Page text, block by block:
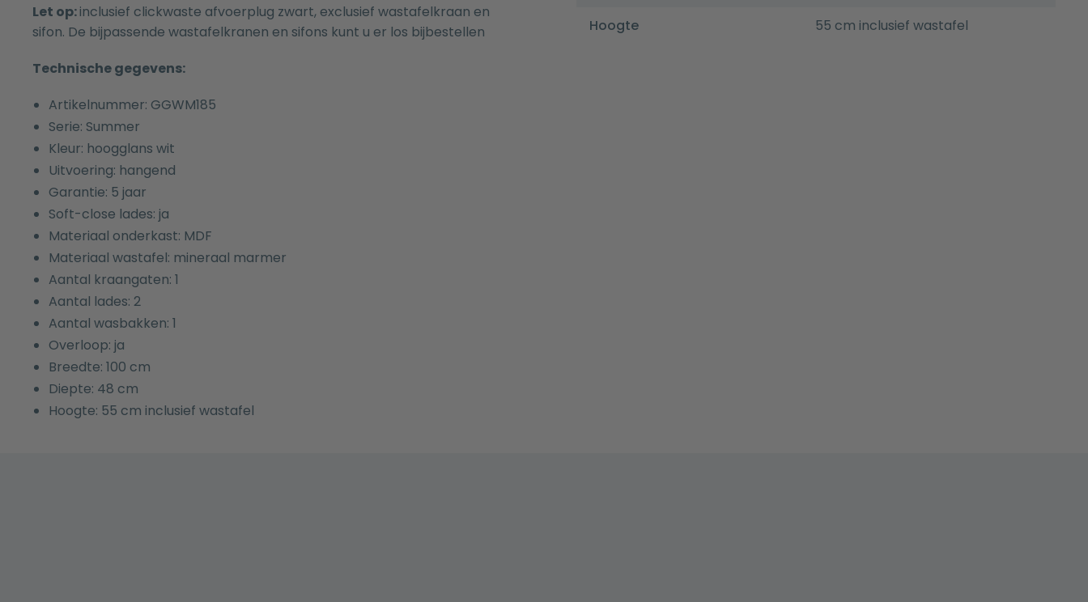
Let op:inclusief clickwaste afvoerplug zwart, exclusief wastafelkraan en
sifon. De bijpassende wastafelkranen en sifons kunt u er los bijbestellen
Technische gegevens:
Artikelnummer: GGWM185
Serie: Summer
Kleur: hoogglans wit
Uitvoering: hangend
Garantie: 5 jaar
Soft-close lades: ja
Materiaal onderkast: MDF
Materiaal wastafel: mineraal marmer
Aantal kraangaten: 1
Aantal lades: 2
Aantal wasbakken: 1
Overloop: ja
Breedte: 100 cm
Diepte: 48 cm
Hoogte: 55 cm inclusief wastafel
Hoogte
55 cm inclusief wastafel